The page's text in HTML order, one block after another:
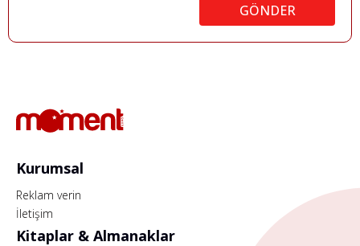
GÖNDER
Kurumsal
Reklam verin
İletişim
Kitaplar & Almanaklar